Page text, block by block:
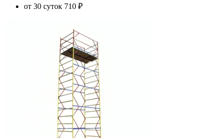
от 30 суток 710 ₽